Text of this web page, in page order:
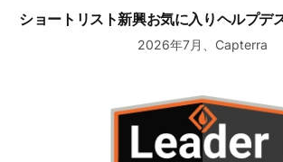
ショートリスト新興お気に入りヘルプデ
2026年7月、Capterra